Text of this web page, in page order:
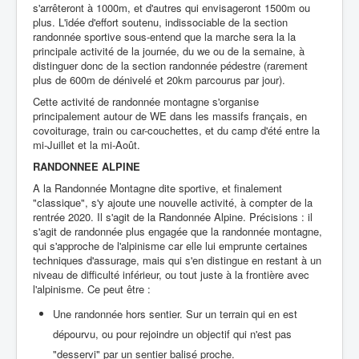
s'arrêteront à 1000m, et d'autres qui envisageront 1500m ou
plus. L'idée d'effort soutenu, indissociable de la section
randonnée sportive sous-entend que la marche sera la la
principale activité de la journée, du we ou de la semaine, à
distinguer donc de la section randonnée pédestre (rarement
plus de 600m de dénivelé et 20km parcourus par jour).
Cette activité de randonnée montagne s'organise
principalement autour de WE dans les massifs français, en
covoiturage, train ou car-couchettes, et du camp d'été entre la
mi-Juillet et la mi-Août.
RANDONNEE ALPINE
A la Randonnée Montagne dite sportive, et finalement
"classique", s'y ajoute une nouvelle activité, à compter de la
rentrée 2020. Il s'agit de la Randonnée Alpine. Précisions : il
s'agit de randonnée plus engagée que la randonnée montagne,
qui s'approche de l'alpinisme car elle lui emprunte certaines
techniques d'assurage, mais qui s'en distingue en restant à un
niveau de difficulté inférieur, ou tout juste à la frontière avec
l'alpinisme. Ce peut être :
Une randonnée hors sentier. Sur un terrain qui en est
dépourvu, ou pour rejoindre un objectif qui n'est pas
"desservi" par un sentier balisé proche.